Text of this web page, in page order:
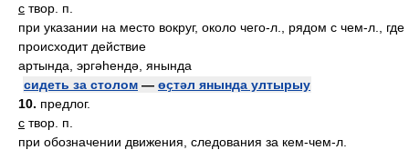
с твор. п.
при указании на место вокруг, около чего-л., рядом с чем-л., где
происходит действие
артында, эргәһендә, янында
сидеть за столом — өҫтәл янында ултырыу
10. предлог.
с твор. п.
при обозначении движения, следования за кем-чем-л.